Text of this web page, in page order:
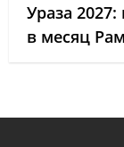
Ураза
в месяц